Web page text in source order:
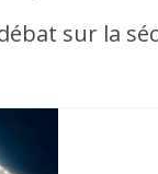
sur la